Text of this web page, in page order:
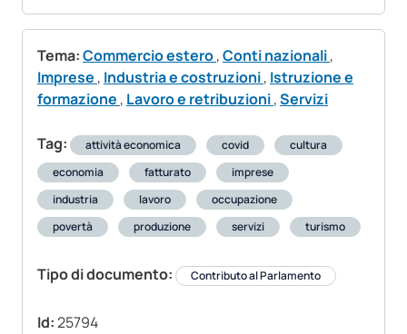
Tema:Commercio estero,Conti nazionali,
Imprese , Industria e costruzioni, Istruzione e
formazione , Lavoro e retribuzioni,Servizi
Tag: attività economica covid
cultura
economia
fatturato
imprese
industria
lavoro
occupazione
povertà
produzione servizi turismo
Tipo di documento: Contributo al Parlamento
Id:25794